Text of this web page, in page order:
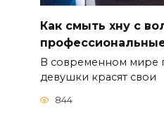
Как смыть хну с
В современном мире
девушки красят свои
844